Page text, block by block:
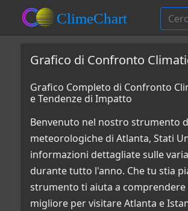
Grafico di Confronto
Grafico Completo di Confronto
e Tendenze di Impatto
Benvenuto nel nostro strumento
meteorologiche di Atlanta, Stati
informazioni dettagliate sulle
durante tutto l'anno. Che tu stia
strumento ti aiuta a
migliore per visitare Atlanta e